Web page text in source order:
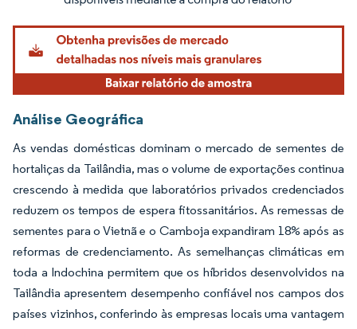
Análise Geográfica
As vendas domésticas dominam o mercado de sementes de
hortaliças da Tailândia, mas o volume de exportações continua
crescendo à medida que laboratórios privados credenciados
reduzem os tempos de espera fitossanitários. As remessas de
sementes para o Vietnã e o Camboja expandiram 18% após as
reformas de credenciamento. As semelhanças climáticas em
toda a Indochina permitem que os híbridos desenvolvidos na
Tailândia apresentem desempenho confiável nos campos dos
países vizinhos, conferindo às empresas locais uma vantagem